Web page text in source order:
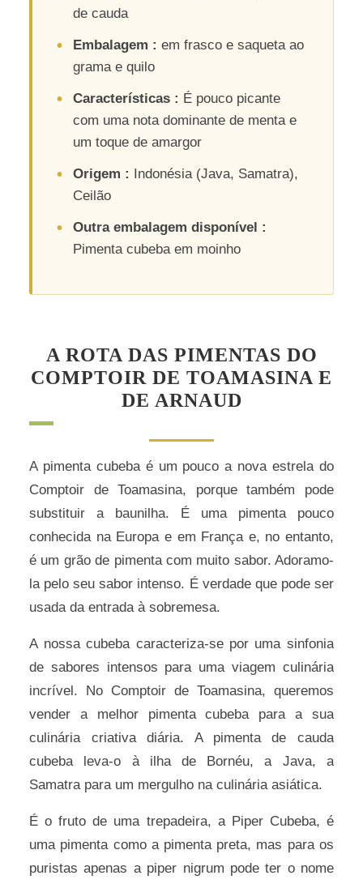
de cauda
Embalagem : em frasco e saqueta ao
grama e quilo
Características : É pouco picante
com uma nota dominante de menta e
um toque de amargor
Origem : Indonésia (Java, Samatra),
Ceilão
Outra embalagem disponível :
Pimenta cubeba em moinho
A ROTA DAS PIMENTAS DO
COMPTOIR DE TOAMASINA E
DE ARNAUD
A pimenta cubeba é um pouco a nova estrela do
Comptoir de Toamasina, porque também pode
substituir a baunilha. É uma pimenta pouco
conhecida na Europa e em França e, no entanto,
é um grão de pimenta com muito sabor. Adoramo-
la pelo seu sabor intenso. É verdade que pode ser
usada da entrada à sobremesa.
A nossa cubeba caracteriza-se por uma sinfonia
de sabores intensos para uma viagem culinária
incrível. No Comptoir de Toamasina, queremos
vender a melhor pimenta cubeba para a sua
culinária criativa diária. A pimenta de cauda
cubeba leva-o à ilha de Bornéu, a Java, a
Samatra para um mergulho na culinária asiática.
É o fruto de uma trepadeira, a Piper Cubeba, é
uma pimenta como a pimenta preta, mas para os
puristas apenas a piper nigrum pode ter o nome